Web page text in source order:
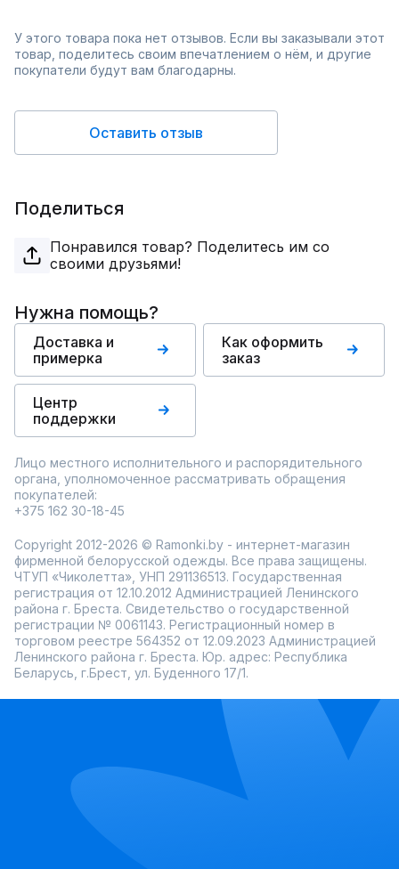
У этого товара пока нет отзывов. Если вы заказывали этот
товар, поделитесь своим впечатлением о нём, и другие
покупатели будут вам благодарны.
Оставить отзыв
Поделиться
Понравился товар? Поделитесь им со
своими друзьями!
Нужна помощь?
Доставка и
примерка
Как оформить
заказ
Центр
поддержки
Лицо местного исполнительного и распорядительного
органа, уполномоченное рассматривать обращения
покупателей:
+375 162 30-18-45
Copyright 2012-2026 © Ramonki.by - интернет-магазин
фирменной белорусской одежды. Все права защищены.
ЧТУП «Чиколетта», УНП 291136513. Государственная
регистрация от 12.10.2012 Администрацией Ленинского
района г. Бреста. Свидетельство о государственной
регистрации № 0061143. Регистрационный номер в
торговом реестре 564352 от 12.09.2023 Администрацией
Ленинского района г. Бреста. Юр. адрес: Республика
Беларусь, г.Брест, ул. Буденного 17/1.